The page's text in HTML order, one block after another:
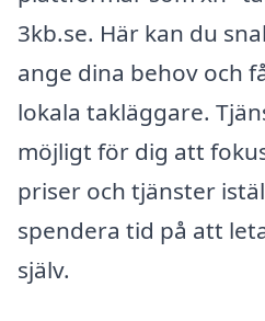
3kb.se. Här kan du
ange dina behov och
lokala takläggare.
möjligt för dig att
priser och tjänster
spendera tid på att
själv.